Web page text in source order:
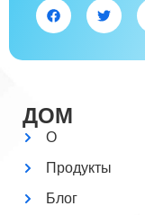
ДОМ
О
Продукты
Блог